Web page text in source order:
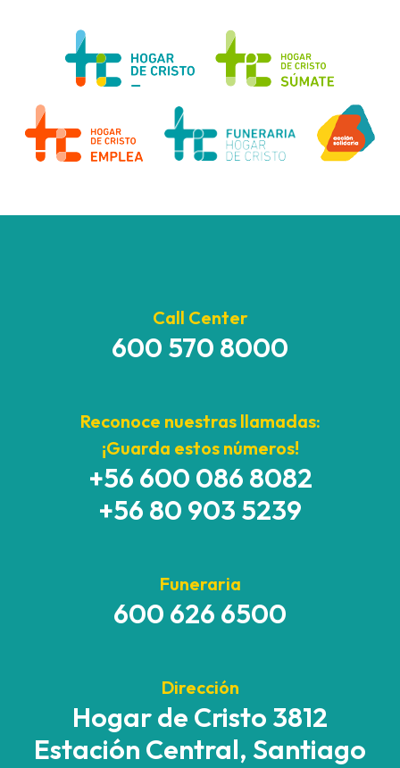
Call Center
600 570 8000
Reconoce nuestras llamadas:
¡Guarda estos números!
+56 600 086 8082
+56 80 903 5239
Funeraria
600 626 6500
Dirección
Hogar de Cristo 3812
Estación Central, Santiago